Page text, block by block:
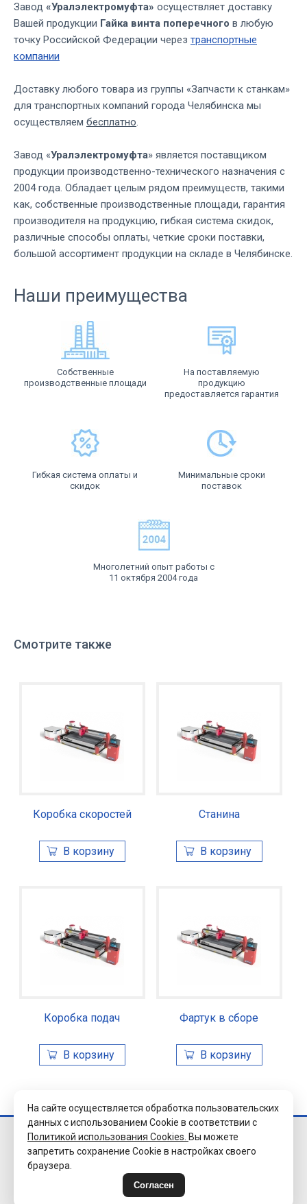
Завод «Уралэлектромуфта» осуществляет доставку
Вашей продукции Гайка винта поперечного в любую
точку Российской Федерации через транспортные
компании
Доставку любого товара из группы «Запчасти к станкам»
для транспортных компаний города Челябинска мы
осуществляем бесплатно.
Завод «Уралэлектромуфта» является поставщиком
продукции производственно-технического назначения с
2004 года. Обладает целым рядом преимуществ, такими
как, собственные производственные площади, гарантия
производителя на продукцию, гибкая система скидок,
различные способы оплаты, четкие сроки поставки,
большой ассортимент продукции на складе в Челябинске.
Наши преимущества
Собственные
производственные площади
На поставляемую
продукцию
предоставляется гарантия
Гибкая система оплаты и
скидок
Минимальные сроки
поставок
Многолетний опыт работы с
11 октября 2004 года
Смотрите также
Коробка скоростей Станина
Коробка подач Фартук в сборе
© 2026 Завод
«Уралэлектромуфта»
г.Челябинск.
На сайте осуществляется обработка пользовательских
данных с использованием Cookie в соответствии с
Политикой использования Cookies. Вы можете
запретить сохранение Cookie в настройках своего
браузера.
Согласен